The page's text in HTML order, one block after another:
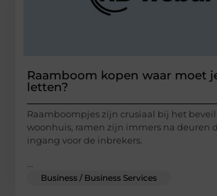
Raamboom kopen waar moet
letten?
Raamboompjes zijn crusiaal bij het
woonhuis, ramen zijn immers na deuren
ingang voor de inbrekers.
Business / Business Services